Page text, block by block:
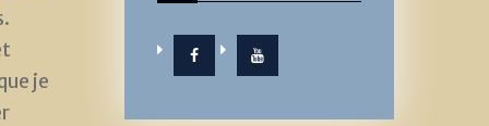
je